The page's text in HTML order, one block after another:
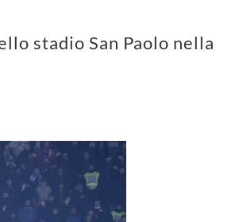
stadio San Paolo nella